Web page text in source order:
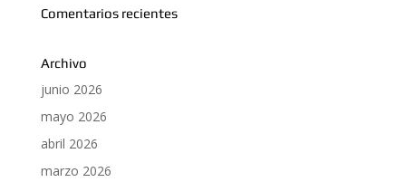
Comentarios recientes
Archivo
junio 2026
mayo 2026
abril 2026
marzo 2026